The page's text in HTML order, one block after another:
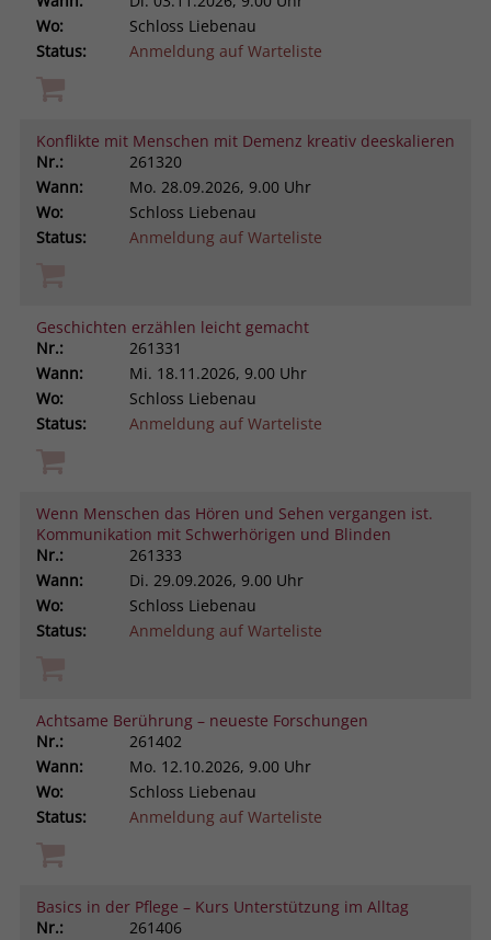
Wo:
Schloss Liebenau
Status:
Anmeldung auf Warteliste
Konflikte mit Menschen mit Demenz kreativ deeskalieren
Nr.:
261320
Wann:
Mo. 28.09.2026, 9.00 Uhr
Wo:
Schloss Liebenau
Status:
Anmeldung auf Warteliste
Geschichten erzählen leicht gemacht
Nr.:
261331
Wann:
Mi. 18.11.2026, 9.00 Uhr
Wo:
Schloss Liebenau
Status:
Anmeldung auf Warteliste
Wenn Menschen das Hören und Sehen vergangen ist.
Kommunikation mit Schwerhörigen und Blinden
Nr.:
261333
Wann:
Di. 29.09.2026, 9.00 Uhr
Wo:
Schloss Liebenau
Status:
Anmeldung auf Warteliste
Achtsame Berührung – neueste Forschungen
Nr.:
261402
Wann:
Mo. 12.10.2026, 9.00 Uhr
Wo:
Schloss Liebenau
Status:
Anmeldung auf Warteliste
Basics in der Pflege – Kurs Unterstützung im Alltag
Nr.:
261406